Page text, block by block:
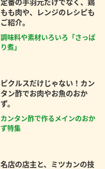
定番の手羽元だけでなく、鶏
もも肉や、レンジのレシピも
ご紹介。
調味料や素材いろいろ「さっぱ
り煮」
ピクルスだけじゃない！カン
タン酢でお肉やお魚のおか
ず。
カンタン酢で作るメインのおか
ず特集
名店の店主と、ミツカンの技